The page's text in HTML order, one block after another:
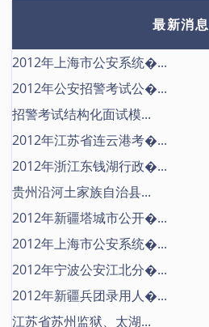
最新消息
2012年上海市公安系统�...
2012年公安招警考试公�...
招警考试结构化面试模...
2012年江苏省连云港考�...
2012年浙江东钱湖行政�...
贵州沿河土家族自治县...
2012年新疆塔城市公开�...
2012年上海市公安系统�...
2012年宁波公安江北分�...
2012年新疆兵团录用人�...
江苏省苏州监狱、太湖...